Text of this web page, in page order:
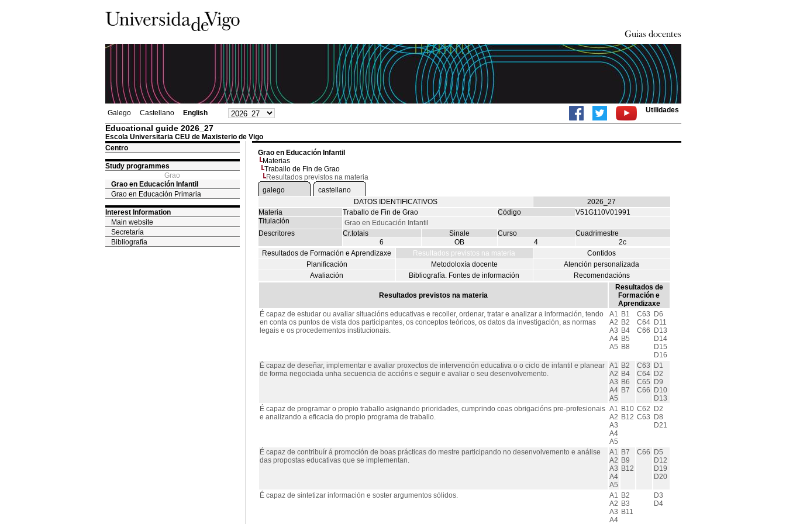
Galego Castellano English Utilidades
Educational guide 2026_27
Escola Universitaria CEU de Maxisterio de Vigo
Centro
Study programmes
Grao
Grao en Educación Infantil
Grao en Educación Primaria
Interest Information
Main website
Secretaría
Bibliografía
Grao en Educación Infantil
Materias
Traballo de Fin de Grao
Resultados previstos na materia
galego
castellano
DATOS IDENTIFICATIVOS
2026_27
Materia
Traballo de Fin de Grao Código
V51G110V01991
Titulación
Grao en Educación Infantil
Descritores
Cr.totais Sinale Curso
Cuadrimestre
6
OB 4
2c
Resultados de Formación e Aprendizaxe
Resultados previstos na materia
Contidos
Planificación
Metodoloxía docente
Atención personalizada
Avaliación
Bibliografía. Fontes de información Recomendacións
Resultados previstos na materia
Resultados de
Formación e
Aprendizaxe
É capaz de estudar ou avaliar situacións educativas e recoller, ordenar, tratar e analizar a información, tendo
en conta os puntos de vista dos participantes, os conceptos teóricos, os datos da investigación, as normas
legais e os procedementos institucionais.
A1
A2
A3
A4
A5
B1
B2
B4
B5
B8
C63
C64
C66
D6
D11
D13
D14
D15
D16
É capaz de deseñar, implementar e avaliar proxectos de intervención educativa o o ciclo de infantil e planear
de forma negociada unha secuencia de accións e seguir e avaliar o seu desenvolvemento.
A1
A2
A3
A4
A5
B2
B4
B6
B7
C63
C64
C65
C66
D1
D2
D9
D10
D13
É capaz de programar o propio traballo asignando prioridades, cumprindo coas obrigacións pre-profesionais
e analizando a eficacia do propio programa de traballo.
A1
A2
A3
A4
A5
B10
B12
C62
C63
D2
D8
D21
É capaz de contribuír á promoción de boas prácticas do mestre participando no desenvolvemento e análise
das propostas educativas que se implementan.
A1
A2
A3
A4
A5
B7
B9
B12
C66
D5
D12
D19
D20
É capaz de sintetizar información e soster argumentos sólidos.
A1
A2
A3
A4
B2
B3
B11
D3
D4